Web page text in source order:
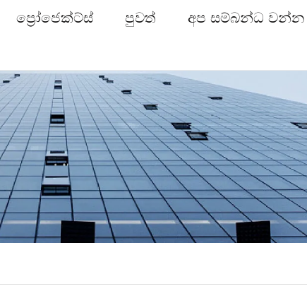
ප්‍රෝජෙක්ට්ස් පුවත් අප සම්බන්ධ වන්න